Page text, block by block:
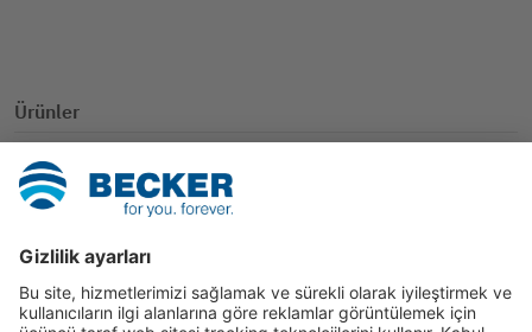
Ürünler
SmartHome
Panjur
Güneşten koruma
Diğer uygulamalar